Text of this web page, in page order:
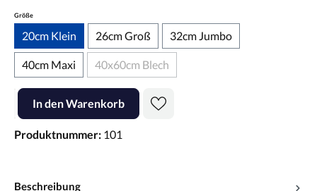
Größeauswählen
20cm Klein 26cm Groß 32cm Jumbo
40cm Maxi 40x60cm Blech(Diese Option ist zurzeit nicht verfügbar.)
Produkt Anzahl: Gib den gewünschten Wert ein oder benutze die
In den Warenkorb
Produktnummer: 101
Beschreibung